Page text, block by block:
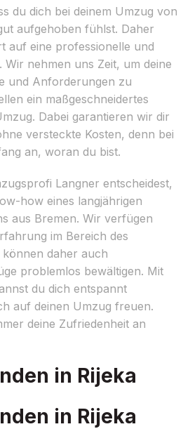
du dich bei deinem Umzug von
aufgehoben fühlst. Daher
auf eine professionelle und
nehmen uns Zeit, um deine
und Anforderungen zu
ein maßgeschneidertes
Dabei garantieren wir dir
versteckte Kosten, denn bei
an, woran du bist.
Langner entscheidest,
how eines langjährigen
aus Bremen. Wir verfügen
im Bereich des
daher auch
problemlos bewältigen. Mit
du dich entspannt
auf deinen Umzug freuen.
deine Zufriedenheit an
in Rijeka
in Rijeka